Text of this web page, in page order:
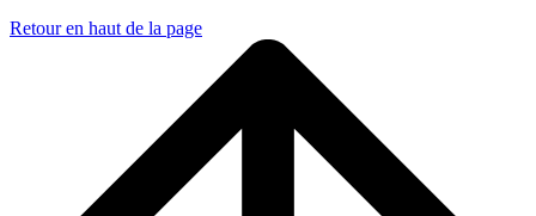
Retour en haut de la page